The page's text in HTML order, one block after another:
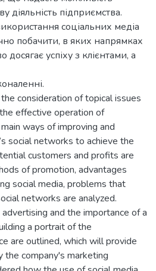
діяльність підприємства.
соціальних медіа
побачити, в яких напрямках
досягає успіху з клієнтами, а
consideration of topical issues
effective operation of
ways of improving and
social networks to achieve the
customers and profits are
of promotion, advantages
social media, problems that
networks are analyzed.
and the importance of a
a portrait of the
are outlined, which will provide
company's marketing